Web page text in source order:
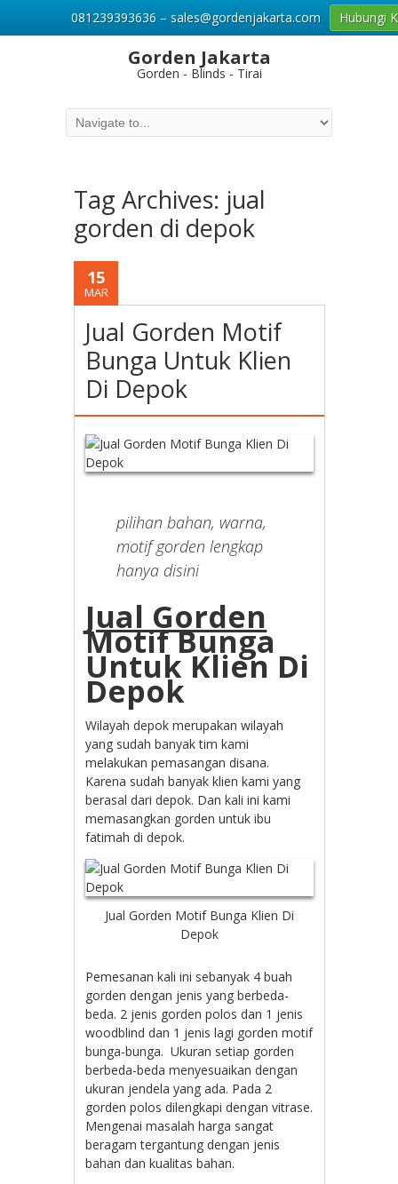
Gorden Jakarta
Gorden - Blinds - Tirai
Tag Archives: jual
gorden di depok
15
MAR
Jual Gorden Motif
Bunga Untuk Klien
Di Depok
pilihan bahan, warna,
motif gorden lengkap
hanya disini
Jual Gorden
Motif Bunga
Untuk Klien Di
Depok
Wilayah depok merupakan wilayah
yang sudah banyak tim kami
melakukan pemasangan disana.
Karena sudah banyak klien kami yang
berasal dari depok. Dan kali ini kami
memasangkan gorden untuk ibu
fatimah di depok.
Jual Gorden Motif Bunga Klien Di
Depok
Pemesanan kali ini sebanyak 4 buah
gorden dengan jenis yang berbeda-
beda. 2 jenis gorden polos dan 1 jenis
woodblind dan 1 jenis lagi gorden motif
bunga-bunga. Ukuran setiap gorden
berbeda-beda menyesuaikan dengan
ukuran jendela yang ada. Pada 2
gorden polos dilengkapi dengan vitrase.
Mengenai masalah harga sangat
beragam tergantung dengan jenis
bahan dan kualitas bahan.
081239393636 – sales@gordenjakarta.com Hubungi